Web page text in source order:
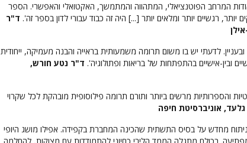
המרחב הפוטנציאלי, המתהווה והמתמשך, האקטואלי והאפשרי. הספר
יותר, רגשיים יותר ומלאים יותר [...] היה זה כבוד עבורי לדון בספר זה'. ד"ר
לדעתי יש בו משום תרומה משמעותית בראייה והבנה מעמיקה, ייחודית
ובין-אישיים בהתפתחות של בריאות ופתולוגיה'. ד"ר נטע חורש,
והספרותיות מרשים ביותר ותורם תרומה פילוסופית מובהקת לכל שקרוי
אוניברסיטת חיפה
לניתוח מחדש על בסיס התשתית שהכינה המחברת בקפידה. אפילו מושג היופי